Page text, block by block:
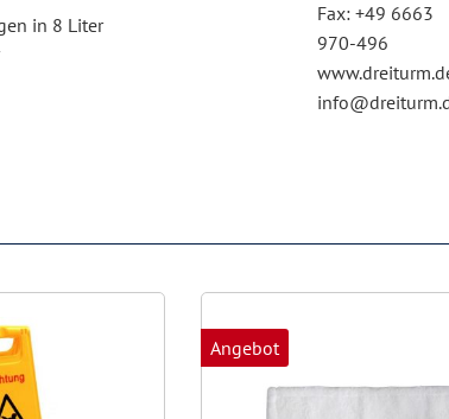
in 8 Liter
Fax: +49 6663
970-496
Angebot